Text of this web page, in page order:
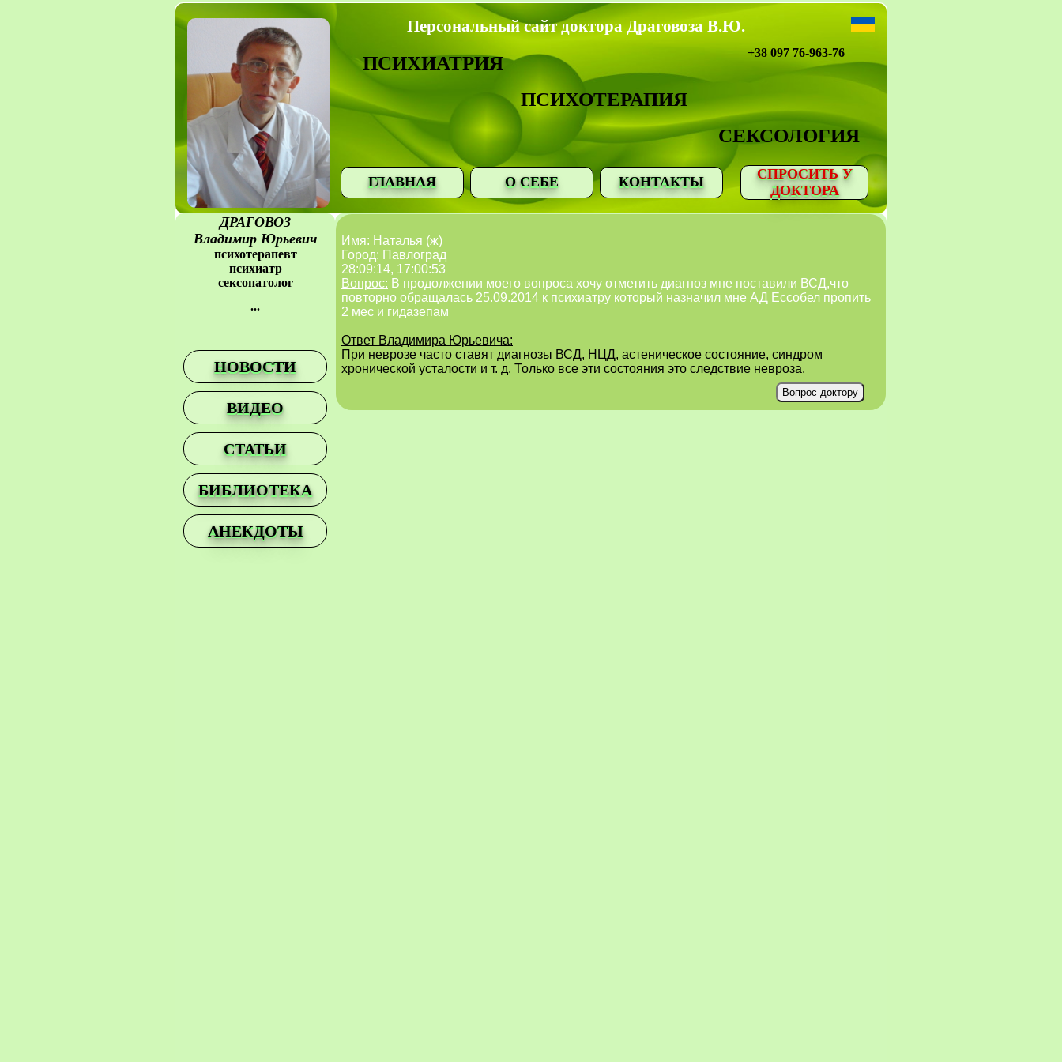
Персональный сайт доктора Драговоза В.Ю.
+38 097 76-963-76
ПСИХИАТРИЯ
ПСИХОТЕРАПИЯ
СЕКСОЛОГИЯ
ГЛАВНАЯ О СЕБЕ КОНТАКТЫ
СПРОСИТЬ У
ДОКТОРА
ДРАГОВОЗ
Владимир Юрьевич
психотерапевт
психиатр
сексопатолог
...
НОВОСТИ
ВИДЕО
СТАТЬИ
БИБЛИОТЕКА
АНЕКДОТЫ
Имя: Наталья (ж)
Город: Павлоград
28:09:14, 17:00:53
Вопрос: В продолжении моего вопроса хочу отметить диагноз мне поставили ВСД,что
повторно обращалась 25.09.2014 к психиатру который назначил мне АД Ессобел пропить
2 мес и гидазепам
Ответ Владимира Юрьевича:
При неврозе часто ставят диагнозы ВСД, НЦД, астеническое состояние, синдром
хронической усталости и т. д. Только все эти состояния это следствие невроза.